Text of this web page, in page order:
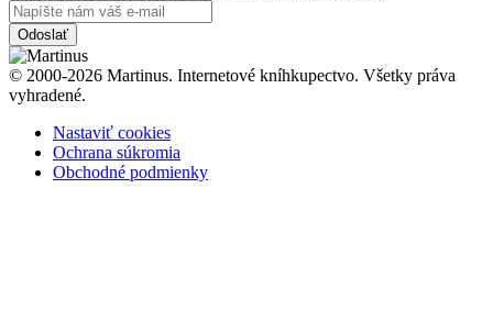
Odoslať
© 2000-2026 Martinus. Internetové kníhkupectvo. Všetky práva
vyhradené.
Nastaviť cookies
Ochrana súkromia
Obchodné podmienky